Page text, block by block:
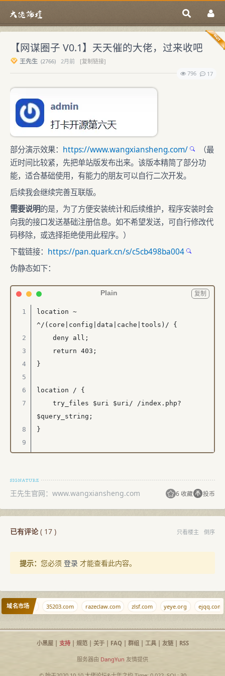
【网谋圈子 V0.1】天天催的大佬，过来收吧
王先生 (2766) 2月前
[复制链接]
796
17
部分演示效果： https://www.wangxiansheng.com/
（最
近时间比较紧，先把单站版发布出来。该版本精简了部分功
能，适合基础使用，有能力的朋友可以自行二次开发。
后续我会继续完善互联版。
需要说明的是，为了方便安装统计和后续维护，程序安装时会
向我的接口发送基础注册信息。如不希望发送，可自行修改代
码移除，或选择拒绝使用此程序。）
下载链接： https://pan.quark.cn/s/c5cb498ba004
伪静态如下：
location ~
^/(core|config|data|cache|tools)/ {
    deny all;
}
location / {
    try_files $uri $uri/ /index.php?
$query_string;
}
location ~ \.php$ {
    fastcgi_pass 127.0.0.1:9000;
    fastcgi_param SCRIPT_FILENAME
$document_root$fastcgi_script_name;
Plain 复制
王先生官网：www.wangxiansheng.com 6 收藏 投币
已有评论( 17 ) 只看楼主 倒序
提示： 您必须 登录 才能查看此内容。
域名市场
shabi.net 35203.com razeclaw.com zlsf.com yeye.org ejqq.com
小黑屋| 支持| 规范| 关于| FAQ| 群组| 工具| 友链| RSS
服务器由 DangYun 友情提供